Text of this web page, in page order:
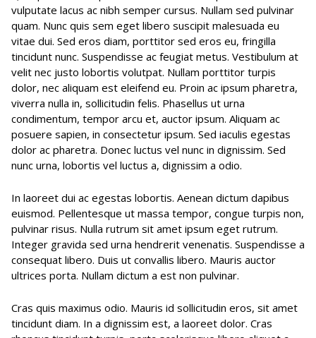
vulputate lacus ac nibh semper cursus. Nullam sed pulvinar
quam. Nunc quis sem eget libero suscipit malesuada eu
vitae dui. Sed eros diam, porttitor sed eros eu, fringilla
tincidunt nunc. Suspendisse ac feugiat metus. Vestibulum at
velit nec justo lobortis volutpat. Nullam porttitor turpis
dolor, nec aliquam est eleifend eu. Proin ac ipsum pharetra,
viverra nulla in, sollicitudin felis. Phasellus ut urna
condimentum, tempor arcu et, auctor ipsum. Aliquam ac
posuere sapien, in consectetur ipsum. Sed iaculis egestas
dolor ac pharetra. Donec luctus vel nunc in dignissim. Sed
nunc urna, lobortis vel luctus a, dignissim a odio.
In laoreet dui ac egestas lobortis. Aenean dictum dapibus
euismod. Pellentesque ut massa tempor, congue turpis non,
pulvinar risus. Nulla rutrum sit amet ipsum eget rutrum.
Integer gravida sed urna hendrerit venenatis. Suspendisse a
consequat libero. Duis ut convallis libero. Mauris auctor
ultrices porta. Nullam dictum a est non pulvinar.
Cras quis maximus odio. Mauris id sollicitudin eros, sit amet
tincidunt diam. In a dignissim est, a laoreet dolor. Cras